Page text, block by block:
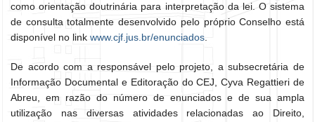
como orientação doutrinária para interpretação da lei. O sistema
de consulta totalmente desenvolvido pelo próprio Conselho está
disponível no link www.cjf.jus.br/enunciados
De acordo com a responsável pelo projeto, a subsecretária de
Informação Documental e Editoração do CEJ, Cyva Regattieri de
Abreu, em razão do número de enunciados e de sua ampla
utilização nas diversas atividades relacionadas ao Direito,